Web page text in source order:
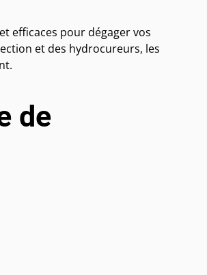
efficaces pour dégager vos
et des hydrocureurs, les
de